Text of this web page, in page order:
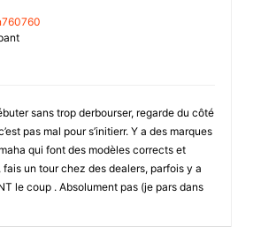
sans trop derbourser, regarde du côté
pas mal pour s’initierr. Y a des marques
qui font des modèles corrects et
fais un tour chez des dealers, parfois y a
le coup . Absolument pas (je pars dans